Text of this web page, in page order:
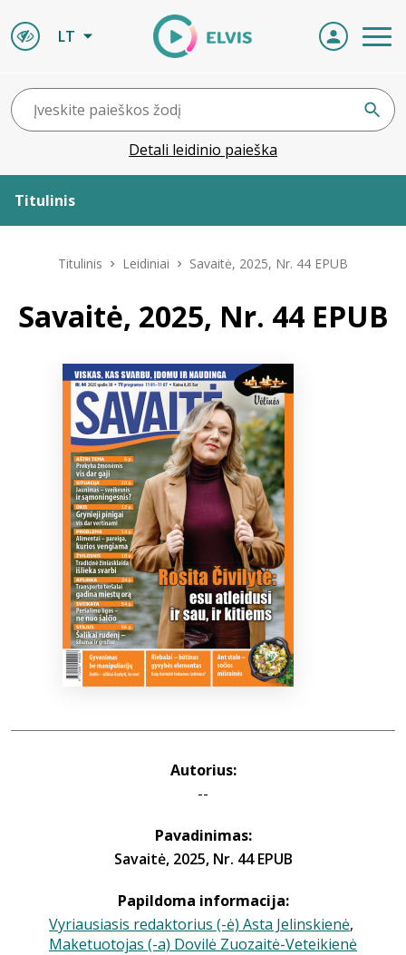
LT
Detali leidinio paieška
Titulinis
Leidiniai
Naujienos
Bibliotekoms
+370 667 80 541
info@elvislab.lt
Titulinis Leidiniai Savaitė, 2025, Nr. 44 EPUB
Savaitė, 2025, Nr. 44 EPUB
Autorius:
--
Pavadinimas:
Savaitė, 2025, Nr. 44 EPUB
Papildoma informacija:
Vyriausiasis redaktorius (-ė) Asta Jelinskienė,
Maketuotojas (-a) Dovilė Zuozaitė-Veteikienė